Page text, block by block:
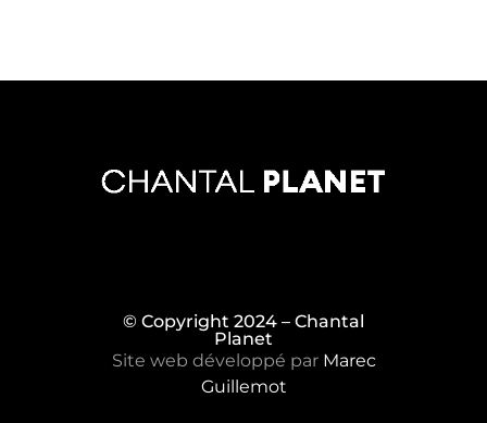
© Copyright 2024 – Chantal
Planet
Site web développé par Marec
Guillemot